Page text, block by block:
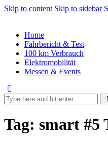
Skip to content Skip to sidebar
Home
Fahrbericht & Test
100 km Verbrauch
Elektromobilität
Messen & Events
Tag: smart #5